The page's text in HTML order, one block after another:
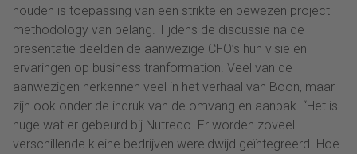
houden is toepassing van een strikte en bewezen project
methodology van belang. Tijdens de discussie na de
presentatie deelden de aanwezige CFO’s hun visie en
ervaringen op business tranformation. Veel van de
aanwezigen herkennen veel in het verhaal van Boon, maar
zijn ook onder de indruk van de omvang en aanpak. “Het is
huge wat er gebeurd bij Nutreco. Er worden zoveel
verschillende kleine bedrijven wereldwijd geïntegreerd. Hoe